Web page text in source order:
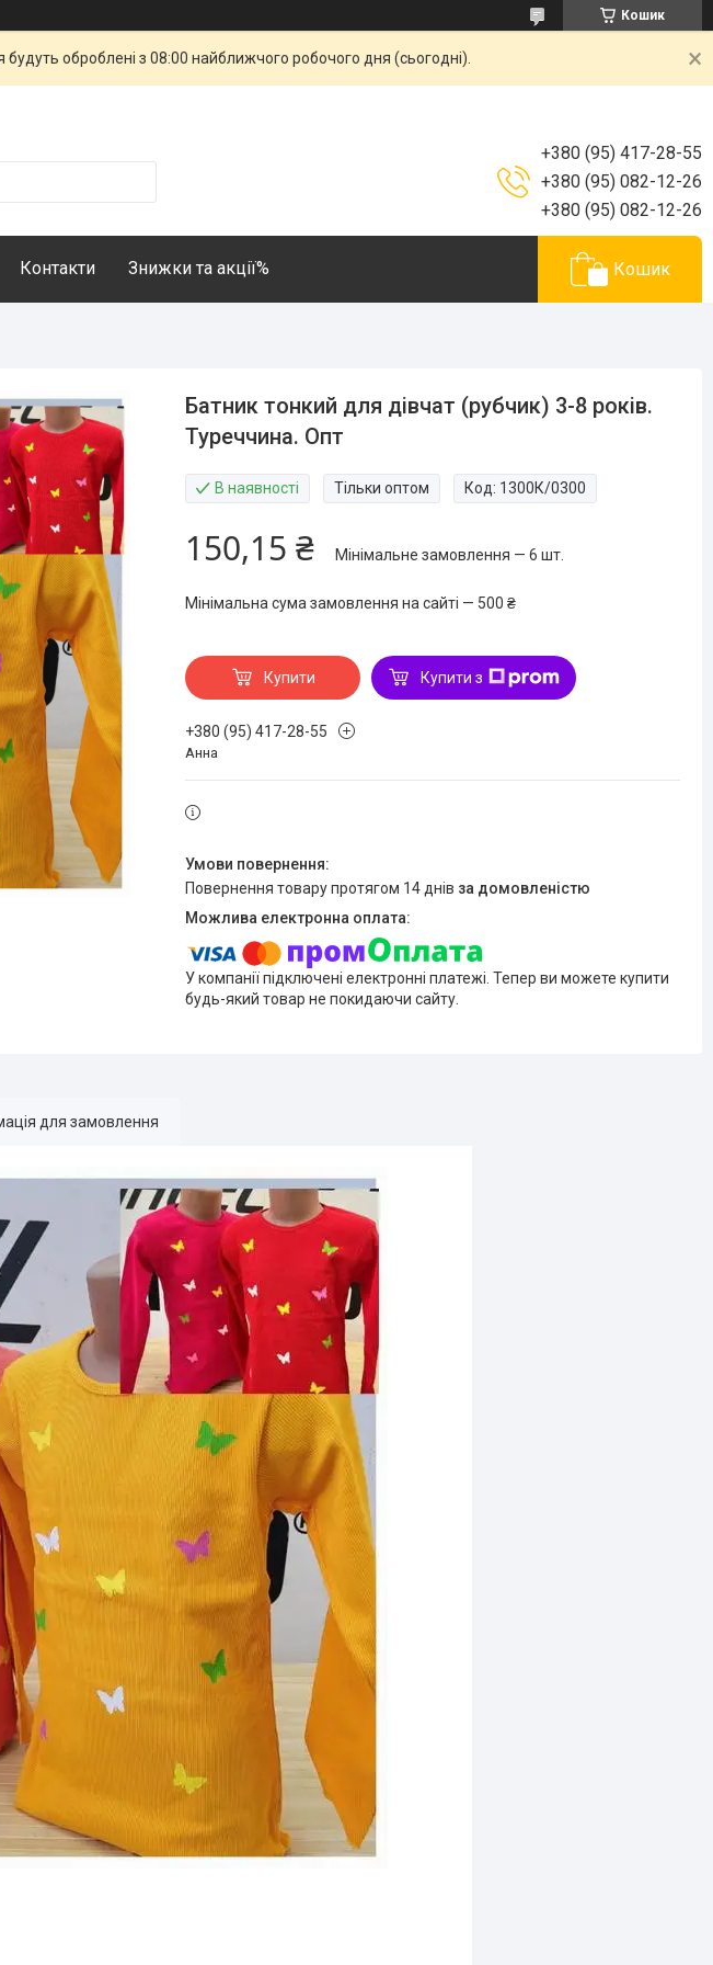
Кошик
оброблені з 08:00 найближчого робочого дня (сьогодні).
+380 (95) 417-28-55
+380 (95) 082-12-26
+380 (95) 082-12-26
Контакти Знижки та акції% Кошик
Батник тонкий для дівчат (рубчик) 3-8 років.
Туреччина. Опт
В наявності Тільки оптом Код: 1300К/0300
150,15 ₴ Мінімальне замовлення — 6 шт.
Мінімальна сума замовлення на сайті — 500 ₴
Купити Купити з
+380 (95) 417-28-55
Анна
повернення товару протягом 14 днів за домовленістю
У компанії підключені електронні платежі. Тепер ви можете купити
будь-який товар не покидаючи сайту.
для замовлення